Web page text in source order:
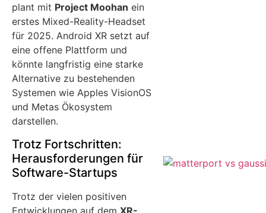
plant mit Project Moohan ein
erstes Mixed-Reality-Headset
für 2025. Android XR setzt auf
eine offene Plattform und
könnte langfristig eine starke
Alternative zu bestehenden
Systemen wie Apples VisionOS
und Metas Ökosystem
darstellen.
Trotz Fortschritten:
Herausforderungen für
Software-Startups
Trotz der vielen positiven
Entwicklungen auf dem XR-